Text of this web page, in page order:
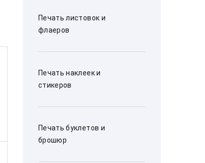
Печать листовок и
флаеров
Печать наклеек и
стикеров
Печать буклетов и
брошюр